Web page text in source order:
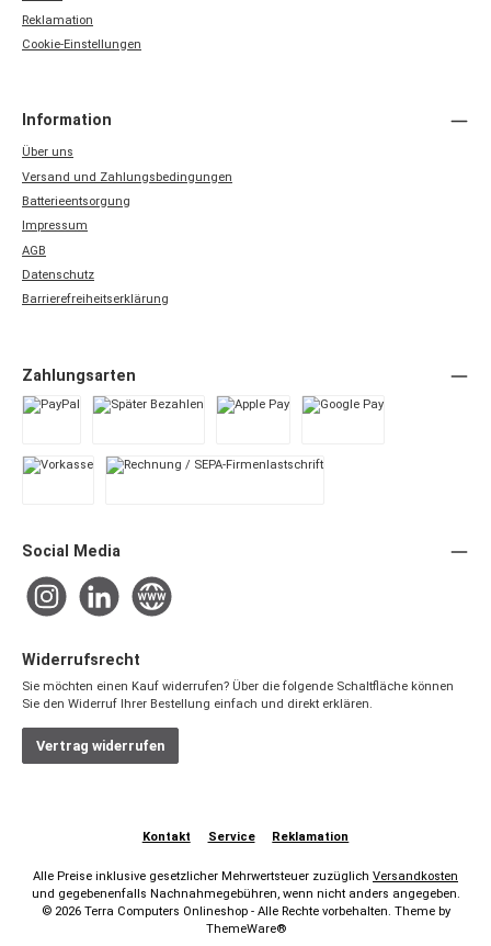
Reklamation
Cookie-Einstellungen
Information
Über uns
Versand und Zahlungsbedingungen
Batterieentsorgung
Impressum
AGB
Datenschutz
Barrierefreiheitserklärung
Zahlungsarten
Social Media
InstagramLinkedIn Website
Widerrufsrecht
Sie möchten einen Kauf widerrufen? Über die folgende Schaltfläche können
Sie den Widerruf Ihrer Bestellung einfach und direkt erklären.
Vertrag widerrufen
Kontakt Service Reklamation
Alle Preise inklusive gesetzlicher Mehrwertsteuer zuzüglich Versandkosten
und gegebenenfalls Nachnahmegebühren, wenn nicht anders angegeben.
© 2026 Terra Computers Onlineshop - Alle Rechte vorbehalten. Theme by
ThemeWare®